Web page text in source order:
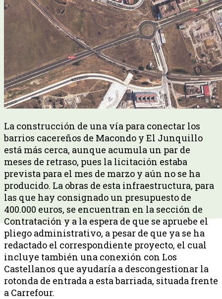
La construcción de una vía para conectar los
barrios cacereños de Macondo y El Junquillo
está más cerca, aunque acumula un par de
meses de retraso, pues la licitación estaba
prevista para el mes de marzo y aún no se ha
producido. La obras de esta infraestructura, para
las que hay consignado un presupuesto de
400.000 euros, se encuentran en la sección de
Contratación y a la espera de que se apruebe el
pliego administrativo, a pesar de que ya se ha
redactado el correspondiente proyecto, el cual
incluye también una conexión con Los
Castellanos que ayudaría a descongestionar la
rotonda de entrada a esta barriada, situada frente
a Carrefour.